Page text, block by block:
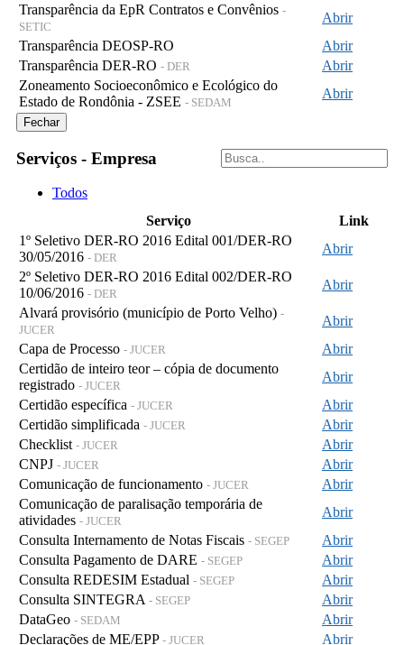
Transparência da EpR Contratos e Convênios -
SETIC
Abrir
Transparência DEOSP-RO
Abrir
Transparência DER-RO - DER
Abrir
Zoneamento Socioeconômico e Ecológico do
Estado de Rondônia - ZSEE - SEDAM
Abrir
Fechar
Serviços - Empresa
Todos
Serviço
Link
1º Seletivo DER-RO 2016 Edital 001/DER-RO
30/05/2016 - DER
Abrir
2º Seletivo DER-RO 2016 Edital 002/DER-RO
10/06/2016 - DER
Abrir
Alvará provisório (município de Porto Velho) -
JUCER
Abrir
Capa de Processo - JUCER
Abrir
Certidão de inteiro teor – cópia de documento
registrado - JUCER
Abrir
Certidão específica - JUCER
Abrir
Certidão simplificada - JUCER
Abrir
Checklist - JUCER
Abrir
CNPJ - JUCER
Abrir
Comunicação de funcionamento - JUCER
Abrir
Comunicação de paralisação temporária de
atividades - JUCER
Abrir
Consulta Internamento de Notas Fiscais - SEGEP
Abrir
Consulta Pagamento de DARE - SEGEP
Abrir
Consulta REDESIM Estadual - SEGEP
Abrir
Consulta SINTEGRA - SEGEP
Abrir
DataGeo - SEDAM
Abrir
Declarações de ME/EPP - JUCER Abrir